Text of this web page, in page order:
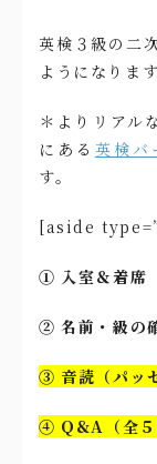
英検３級の二
ようになります
＊よりリアル
にある 英検バ
す。
[aside
① 入室＆着席
② 名前・級の
③ 音読（パッ
④ Q&A（全５